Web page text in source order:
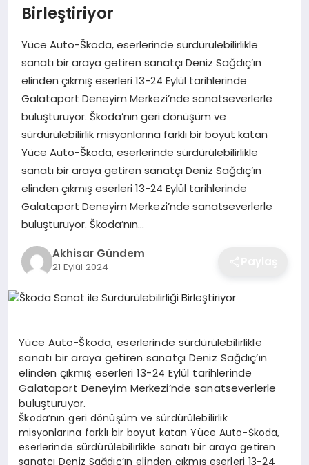
SPOR
TEKNOLOJI
YAŞAM
Birleştiriyor
Yüce Auto-Škoda, eserlerinde sürdürülebilirlikle
sanatı bir araya getiren sanatçı Deniz Sağdıç’ın
elinden çıkmış eserleri 13-24 Eylül tarihlerinde
Galataport Deneyim Merkezi’nde sanatseverlerle
buluşturuyor. Škoda’nın geri dönüşüm ve
sürdürülebilirlik misyonlarına farklı bir boyut katan
Yüce Auto-Škoda, eserlerinde sürdürülebilirlikle
sanatı bir araya getiren sanatçı Deniz Sağdıç’ın
elinden çıkmış eserleri 13-24 Eylül tarihlerinde
Galataport Deneyim Merkezi’nde sanatseverlerle
buluşturuyor. Škoda’nın…
Akhisar Gündem
21 Eylül 2024
Yüce Auto-Škoda, eserlerinde sürdürülebilirlikle
sanatı bir araya getiren sanatçı Deniz Sağdıç’ın
elinden çıkmış eserleri 13-24 Eylül tarihlerinde
Galataport Deneyim Merkezi’nde sanatseverlerle
buluşturuyor.
Škoda’nın geri dönüşüm ve sürdürülebilirlik
misyonlarına farklı bir boyut katan Yüce Auto-Škoda,
eserlerinde sürdürülebilirlikle sanatı bir araya getiren
sanatçı Deniz Sağdıç’ın elinden çıkmış eserleri 13-24